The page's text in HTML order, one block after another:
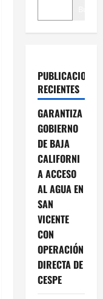
PUBLICACIONES
RECIENTES
GARANTIZA
GOBIERNO
DE BAJA
CALIFORNI
A ACCESO
AL AGUA EN
SAN
VICENTE
CON
OPERACIÓN
DIRECTA DE
CESPE